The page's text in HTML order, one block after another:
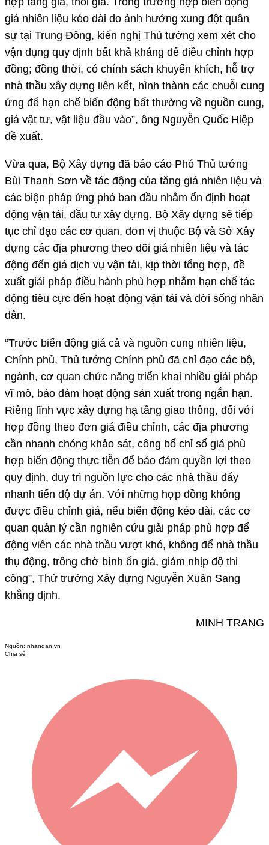
giá nhiên liệu kéo dài do ảnh hưởng xung đột quân
sự tại Trung Đông, kiến nghị Thủ tướng xem xét cho
vận dụng quy định bất khả kháng để điều chỉnh hợp
đồng; đồng thời, có chính sách khuyến khích, hỗ trợ
nhà thầu xây dựng liên kết, hình thành các chuỗi cung
ứng để hạn chế biến động bất thường về nguồn cung,
giá vật tư, vật liệu đầu vào”, ông Nguyễn Quốc Hiệp
đề xuất.
Vừa qua, Bộ Xây dựng đã báo cáo Phó Thủ tướng
Bùi Thanh Sơn về tác động của tăng giá nhiên liệu và
các biện pháp ứng phó ban đầu nhằm ổn định hoạt
động vận tải, đầu tư xây dựng. Bộ Xây dựng sẽ tiếp
tục chỉ đạo các cơ quan, đơn vị thuộc Bộ và Sở Xây
dựng các địa phương theo dõi giá nhiên liệu và tác
động đến giá dịch vụ vận tải, kịp thời tổng hợp, đề
xuất giải pháp điều hành phù hợp nhằm hạn chế tác
động tiêu cực đến hoạt động vận tải và đời sống nhân
dân.
“Trước biến động giá cả và nguồn cung nhiên liệu,
Chính phủ, Thủ tướng Chính phủ đã chỉ đạo các bộ,
ngành, cơ quan chức năng triển khai nhiều giải pháp
vĩ mô, bảo đảm hoạt động sản xuất trong ngắn hạn.
Riêng lĩnh vực xây dựng hạ tầng giao thông, đối với
hợp đồng theo đơn giá điều chỉnh, các địa phương
cần nhanh chóng khảo sát, công bố chỉ số giá phù
hợp biến động thực tiễn để bảo đảm quyền lợi theo
quy định, duy trì nguồn lực cho các nhà thầu đẩy
nhanh tiến độ dự án. Với những hợp đồng không
được điều chỉnh giá, nếu biến động kéo dài, các cơ
quan quản lý cần nghiên cứu giải pháp phù hợp để
động viên các nhà thầu vượt khó, không để nhà thầu
thụ động, trông chờ bình ổn giá, giảm nhịp độ thi
công”, Thứ trưởng Xây dựng Nguyễn Xuân Sang
khẳng định.
MINH TRANG
Nguồn: nhandan.vn
Chia sẻ